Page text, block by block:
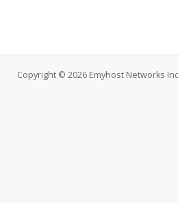
Copyright © 2026 Emyhost Networks